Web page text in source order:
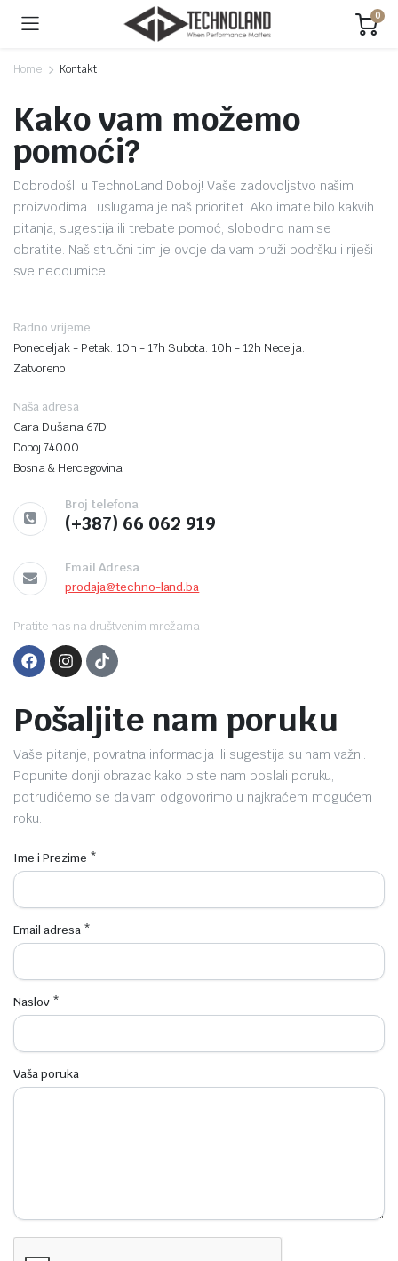
0
Home Kontakt
Kako vam možemo
pomoći?
Dobrodošli u TechnoLand Doboj! Vaše zadovoljstvo našim
proizvodima i uslugama je naš prioritet. Ako imate bilo kakvih
pitanja, sugestija ili trebate pomoć, slobodno nam se
obratite. Naš stručni tim je ovdje da vam pruži podršku i riješi
sve nedoumice.
Radno vrijeme
Ponedeljak - Petak: 10h - 17h Subota: 10h - 12h Nedelja:
Zatvoreno
Naša adresa
Cara Dušana 67D
Doboj 74000
Bosna & Hercegovina
Broj telefona
(+387) 66 062 919
Email Adresa
prodaja@techno-land.ba
Pratite nas na društvenim mrežama
Pošaljite nam poruku
Vaše pitanje, povratna informacija ili sugestija su nam važni.
Popunite donji obrazac kako biste nam poslali poruku,
potrudićemo se da vam odgovorimo u najkraćem mogućem
roku.
Ime i Prezime *
Email adresa *
Naslov *
Vaša poruka